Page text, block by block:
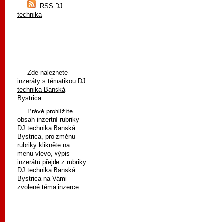
RSS DJ
technika
Zde naleznete
inzeráty s tématikou DJ
technika Banská
Bystrica.
Právě prohlížíte
obsah inzertní rubriky
DJ technika Banská
Bystrica, pro změnu
rubriky klikněte na
menu vlevo, výpis
inzerátů přejde z rubriky
DJ technika Banská
Bystrica na Vámi
zvolené téma inzerce.